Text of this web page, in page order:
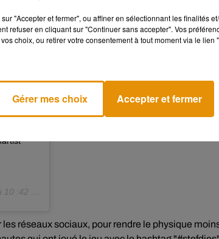
:42 PDT
réseaux sociaux, pour rendre le physique
"Accepter et fermer", ou affiner en sélectionnant les finalités
refuser en cliquant sur "Continuer sans accepter". Vos
choix, ou retirer votre consentement à tout moment via le lien
Gérer mes choix Accepter et fermer